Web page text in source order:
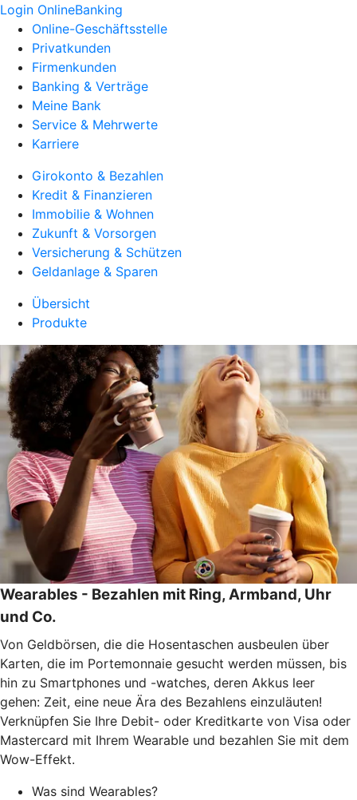
Login OnlineBanking
Online-Geschäftsstelle
Privatkunden
Firmenkunden
Banking & Verträge
Meine Bank
Service & Mehrwerte
Karriere
Girokonto & Bezahlen
Kredit & Finanzieren
Immobilie & Wohnen
Zukunft & Vorsorgen
Versicherung & Schützen
Geldanlage & Sparen
Übersicht
Produkte
Wearables - Bezahlen mit Ring, Armband, Uhr
und Co.
Von Geldbörsen, die die Hosentaschen ausbeulen über
Karten, die im Portemonnaie gesucht werden müssen, bis
hin zu Smartphones und -watches, deren Akkus leer
gehen: Zeit, eine neue Ära des Bezahlens einzuläuten!
Verknüpfen Sie Ihre Debit- oder Kreditkarte von Visa oder
Mastercard mit Ihrem Wearable und bezahlen Sie mit dem
Wow-Effekt.
Was sind Wearables?